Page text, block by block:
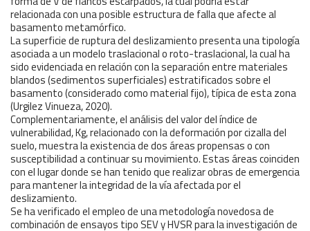
relacionada con una posible estructura de falla que afecte al
basamento metamórfico.
La superficie de ruptura del deslizamiento presenta una tipología
asociada a un modelo traslacional o roto-traslacional, la cual ha
sido evidenciada en relación con la separación entre materiales
blandos (sedimentos superficiales) estratificados sobre el
basamento (considerado como material fijo), típica de esta zona
(Urgilez Vinueza, 2020).
Complementariamente, el análisis del valor del índice de
vulnerabilidad, Kg, relacionado con la deformación por cizalla del
suelo, muestra la existencia de dos áreas propensas o con
susceptibilidad a continuar su movimiento. Estas áreas coinciden
con el lugar donde se han tenido que realizar obras de emergencia
para mantener la integridad de la vía afectada por el
deslizamiento.
Se ha verificado el empleo de una metodología novedosa de
combinación de ensayos tipo SEV y HVSR para la investigación de